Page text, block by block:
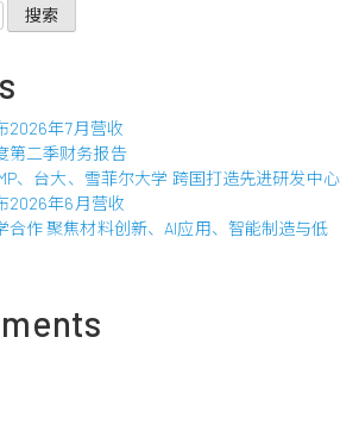
份
司
公
布
2014
年
收
2026年7月营收
第二季财务报告
、台大、雪菲尔大学 跨国打造先进研发中心
2026年6月营收
作 聚焦材料创新、AI应用、智能制造与低